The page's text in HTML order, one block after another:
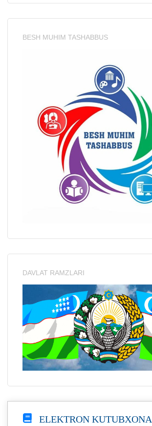
ELEKTRON KUTUBXONA
BESH MUHIM TASHABBUS
DAVLAT RAMZLARI